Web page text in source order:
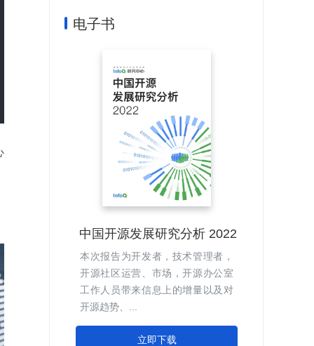
电子书
中国开源发展研究分析 2022
本次报告为开发者，技术管理者，
开源社区运营、市场，开源办公室
工作人员带来信息上的增量以及对
开源趋势、...
立即下载